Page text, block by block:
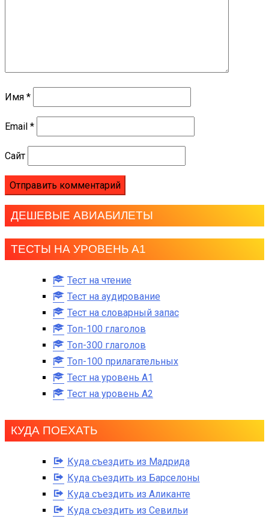
Имя *
Email *
Сайт
ДЕШЕВЫЕ АВИАБИЛЕТЫ
ТЕСТЫ НА УРОВЕНЬ А1
Тест на чтение
Тест на аудирование
Тест на словарный запас
Топ-100 глаголов
Топ-300 глаголов
Топ-100 прилагательных
Тест на уровень A1
Тест на уровень A2
КУДА ПОЕХАТЬ
Куда съездить из Мадрида
Куда съездить из Барселоны
Куда съездить из Аликанте
Куда съездить из Севильи